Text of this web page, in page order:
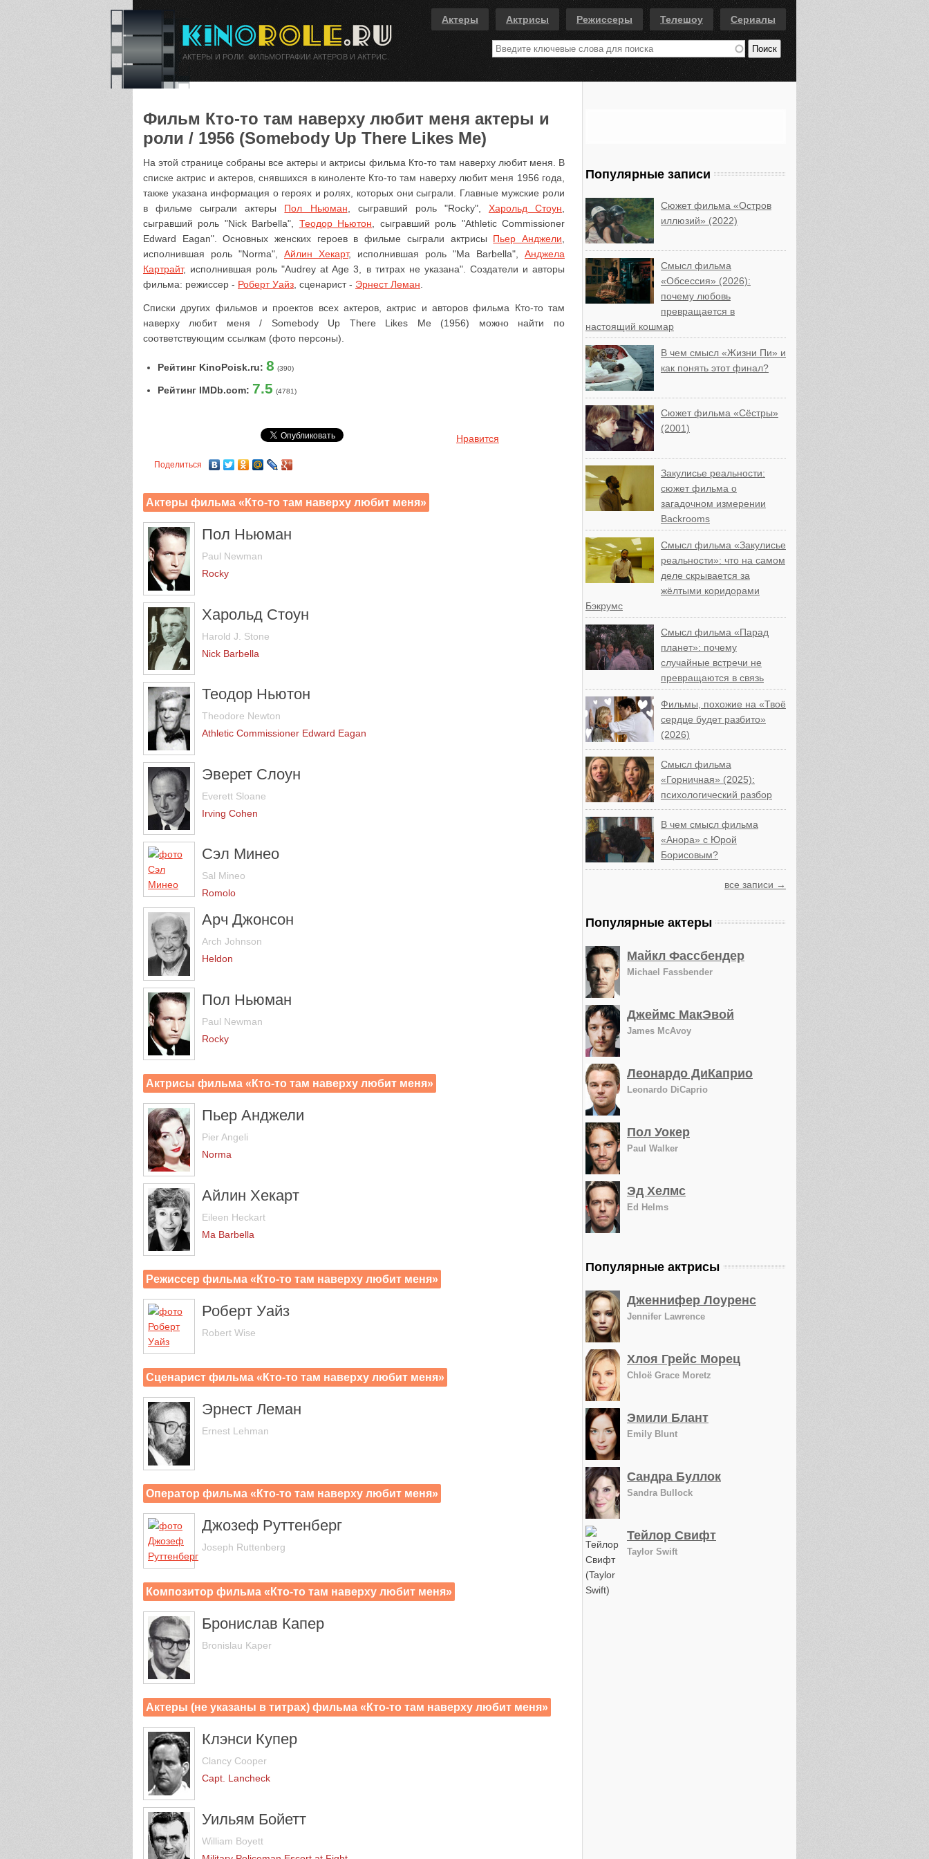
Актеры Актрисы Режиссеры Телешоу Сериалы
Фильм Кто-то там наверху любит меня актеры и
роли / 1956 (Somebody Up There Likes Me)
На этой странице собраны все актеры и актрисы фильма Кто-то там наверху любит меня. В
списке актрис и актеров, снявшихся в киноленте Кто-то там наверху любит меня 1956 года,
также указана информация о героях и ролях, которых они сыграли. Главные мужские роли
в фильме сыграли актеры Пол Ньюман , сыгравший роль "Rocky", Харольд Стоун
сыгравший роль "Nick Barbella", Теодор Ньютон , сыгравший роль "Athletic Commissioner
Edward Eagan". Основных женских героев в фильме сыграли актрисы Пьер Анджели
исполнившая роль "Norma", Айлин Хекарт, исполнившая роль "Ma Barbella", Анджела
Картрайт, исполнившая роль "Audrey at Age 3, в титрах не указана". Создатели и авторы
фильма: режиссер - Роберт Уайз , сценарист - Эрнест Леман
Списки других фильмов и проектов всех актеров, актрис и авторов фильма Кто-то там
наверху любит меня / Somebody Up There Likes Me (1956) можно найти по
соответствующим ссылкам (фото персоны).
Рейтинг KinoPoisk.ru: 8 (390)
Рейтинг IMDb.com: 7.5 (4781)
Нравится
Поделиться
Актеры фильма «Кто-то там наверху любит меня»
Пол Ньюман
Paul Newman
Rocky
Харольд Стоун
Harold J. Stone
Nick Barbella
Теодор Ньютон
Theodore Newton
Athletic Commissioner Edward Eagan
Эверет Слоун
Everett Sloane
Irving Cohen
Сэл Минео
Sal Mineo
Romolo
Арч Джонсон
Arch Johnson
Heldon
Пол Ньюман
Paul Newman
Rocky
Актрисы фильма «Кто-то там наверху любит меня»
Пьер Анджели
Pier Angeli
Norma
Айлин Хекарт
Eileen Heckart
Ma Barbella
Режиссер фильма «Кто-то там наверху любит меня»
Роберт Уайз
Robert Wise
Сценарист фильма «Кто-то там наверху любит меня»
Эрнест Леман
Ernest Lehman
Оператор фильма «Кто-то там наверху любит меня»
Джозеф Руттенберг
Joseph Ruttenberg
Композитор фильма «Кто-то там наверху любит меня»
Бронислав Капер
Bronislau Kaper
Актеры (не указаны в титрах) фильма «Кто-то там наверху любит меня»
Клэнси Купер
Clancy Cooper
Capt. Lancheck
Уильям Бойетт
William Boyett
Популярные записи
Сюжет фильма «Остров
иллюзий» (2022)
Смысл фильма
«Обсессия» (2026):
почему любовь
превращается в
настоящий кошмар
В чем смысл «Жизни Пи» и
как понять этот финал?
Сюжет фильма «Сёстры»
(2001)
Закулисье реальности:
сюжет фильма о
загадочном измерении
Backrooms
Смысл фильма «Закулисье
реальности»: что на самом
деле скрывается за
жёлтыми коридорами
Бэкрумс
Смысл фильма «Парад
планет»: почему
случайные встречи не
превращаются в связь
Фильмы, похожие на «Твоё
сердце будет разбито»
(2026)
Смысл фильма
«Горничная» (2025):
психологический разбор
В чем смысл фильма
«Анора» с Юрой
Борисовым?
все записи →
Популярные актеры
Майкл Фассбендер
Michael Fassbender
Джеймс МакЭвой
James McAvoy
Леонардо ДиКаприо
Leonardo DiCaprio
Пол Уокер
Paul Walker
Эд Хелмс
Ed Helms
Популярные актрисы
Дженнифер Лоуренс
Jennifer Lawrence
Хлоя Грейс Морец
Chloë Grace Moretz
Эмили Блант
Emily Blunt
Сандра Буллок
Sandra Bullock
Тейлор Свифт
Taylor Swift
АКТЕРЫ И РОЛИ. ФИЛЬМОГРАФИИ АКТЕРОВ И АКТРИС.